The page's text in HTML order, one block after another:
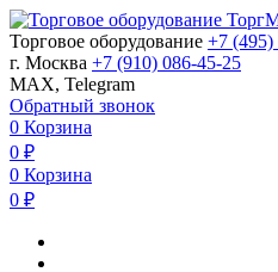
Торговое оборудование +7 (495)
г. Москва +7 (910) 086-45-25
MAX, Telegram
Обратный звонок
0 Корзина
0 ₽
0 Корзина
0 ₽